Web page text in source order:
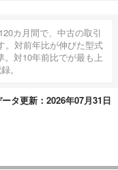
カ月間で、中古の取引
。対前年比が伸びた型式
対10年前比でが最も上
。
タ更新：2026年07月31日